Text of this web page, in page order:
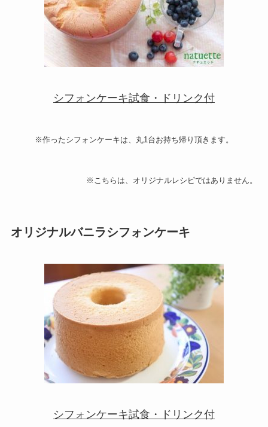
シフォンケーキ試食・ドリンク付
※作ったシフォンケーキは、丸1台お持ち帰り頂きます。
※こちらは、オリジナルレシピではありません。
オリジナルバニラシフォンケーキ
シフォンケーキ試食・ドリンク付